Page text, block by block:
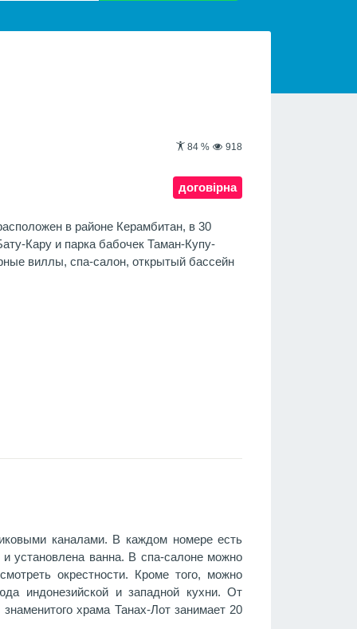
84 % 918
договірна
в районе Керамбитан, в 30
Кару и парка бабочек Таман-Купу-
виллы, спа-салон, открытый бассейн
каналами. В каждом номере есть
установлена ванна. В спа-салоне можно
окрестности. Кроме того, можно
индонезийской и западной кухни. От
храма Танах-Лот занимает 20